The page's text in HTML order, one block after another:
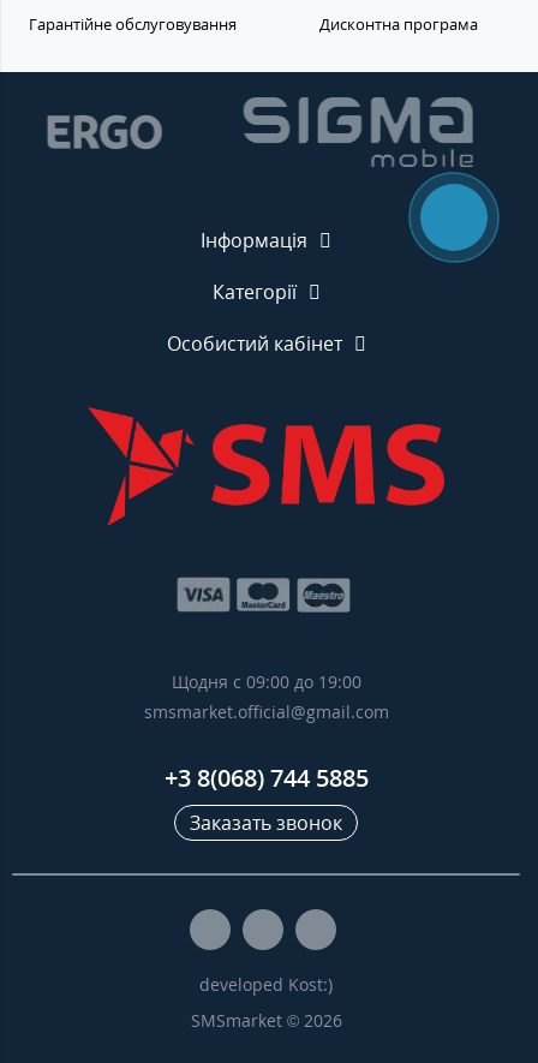
Гарантійне обслуговування Дисконтна програма
Інформація
Категорії
Особистий кабінет
Щодня с 09:00 до 19:00
smsmarket.official@gmail.com
+3 8(068) 744 5885
Заказать звонок
SMSmarket © 2026
developed Kost:)